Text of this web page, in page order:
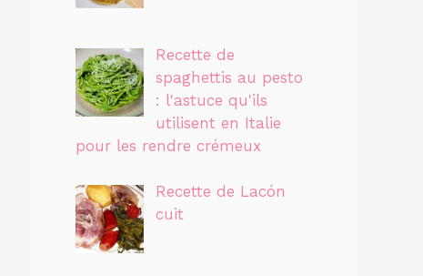
Recette de
spaghettis au pesto
: l'astuce qu'ils
utilisent en Italie
pour les rendre crémeux
Recette de Lacón
cuit